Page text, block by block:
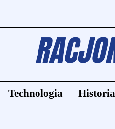
Technologia Historia